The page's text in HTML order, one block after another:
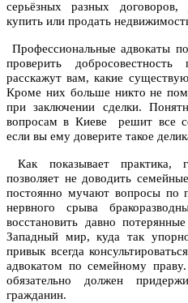
серьёзных разных договоров,
купить или продать
Профессиональные адвокаты
проверить
расскажут вам, какие
Кроме них больше никто не
при заключении сделки.
вопросам в Киеве решит все
если вы ему доверите такое
Как показывает практика,
позволяет не доводить
постоянно мучают вопросы по
нервного срыва
восстановить давно
Западный мир, куда так
привык всегда
адвокатом по семейному
обязательно должен
гражданин.